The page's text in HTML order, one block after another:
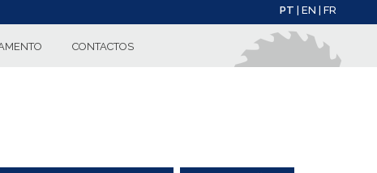
PT | EN | FR
CONTACTOS